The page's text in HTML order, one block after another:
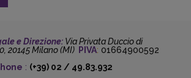
e Direzione: Via Privata Duccio di
20145 Milano (MI) PIVA:01664900592
: (+39) 02 / 49.83.932